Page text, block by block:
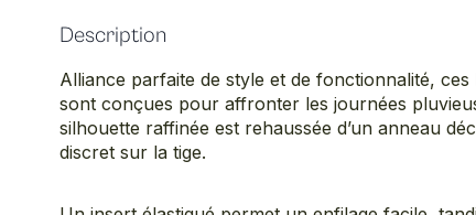
Description
Alliance parfaite de style et de fonctionnalité,
sont conçues pour affronter les journées
silhouette raffinée est rehaussée d’un anneau
discret sur la tige.